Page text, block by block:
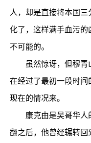
人，却是直接将本国
化了，这样满手血污
不可能的。
虽然惊讶，但穆青
在经过了最初一段时
现在的情况来。
康克由是吴哥华人
翻之后，他曾经辗转